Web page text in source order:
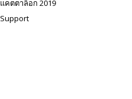
แคตตาล็อก 2019
Support